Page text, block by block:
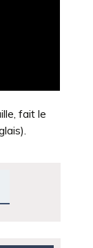
fait le